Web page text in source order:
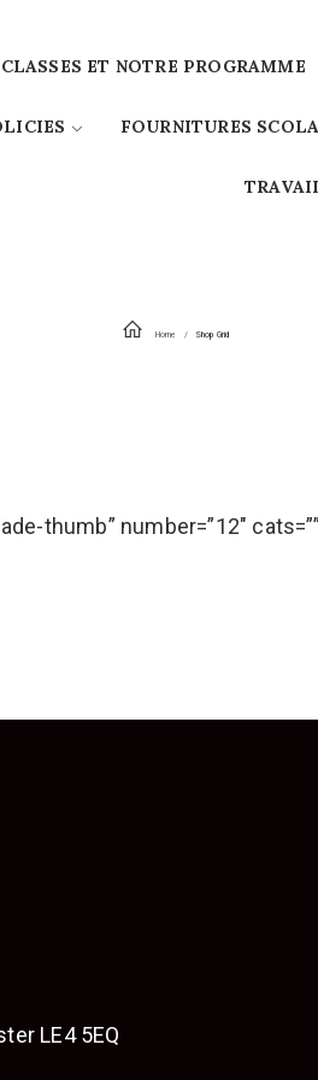
ET NOTRE PROGRAMME
FOURNITURES
Home Shop Grid
thumb” number=”12″
LE4 5EQ